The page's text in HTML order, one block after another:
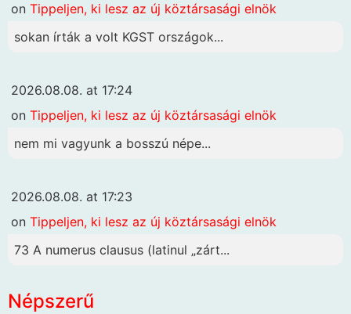
on Tippeljen, ki lesz az új köztársasági elnök
sokan írták a volt KGST országok...
2026.08.08. at 17:24
on Tippeljen, ki lesz az új köztársasági elnök
nem mi vagyunk a bosszú népe...
2026.08.08. at 17:23
on Tippeljen, ki lesz az új köztársasági elnök
73 A numerus clausus (latinul „zárt...
Népszerű